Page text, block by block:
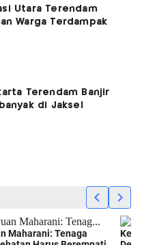
Utara Terendam
Warga Terdampak
Terendam Banjir
di Jaksel